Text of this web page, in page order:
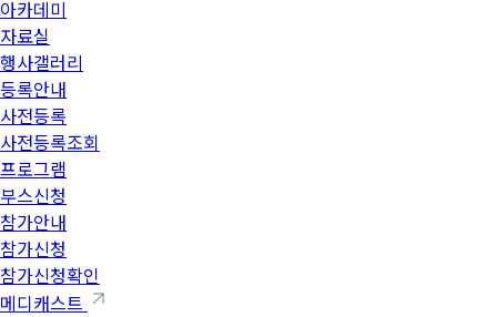
아카데미
자료실
행사갤러리
등록안내
사전등록
사전등록조회
프로그램
부스신청
참가안내
참가신청
참가신청확인
메디캐스트